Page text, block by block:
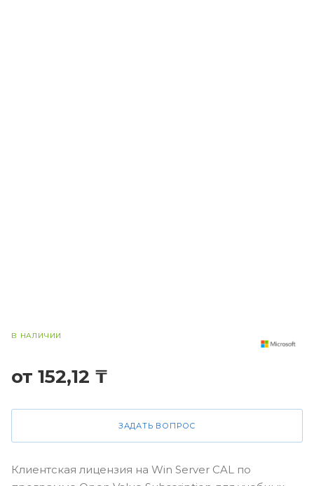
В НАЛИЧИИ
от 152,12 ₸
ЗАДАТЬ ВОПРОС
Клиентская лицензия на Win Server CAL по